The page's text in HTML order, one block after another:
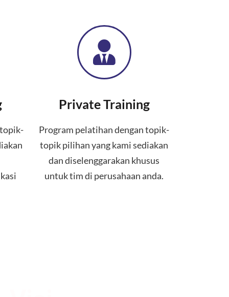
Private Training
Program pelatihan dengan topik-
topik pilihan yang kami sediakan
dan diselenggarakan khusus
untuk tim di perusahaan anda.